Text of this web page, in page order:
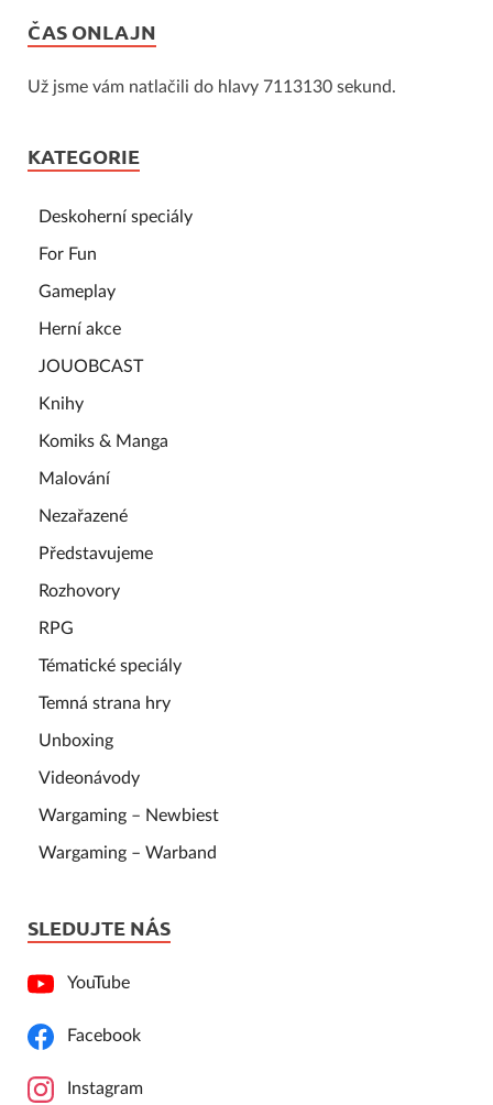
ČAS ONLAJN
Už jsme vám natlačili do hlavy 7113130 sekund.
KATEGORIE
Deskoherní speciály
For Fun
Gameplay
Herní akce
JOUOBCAST
Knihy
Komiks & Manga
Malování
Nezařazené
Představujeme
Rozhovory
RPG
Tématické speciály
Temná strana hry
Unboxing
Videonávody
Wargaming – Newbiest
Wargaming – Warband
SLEDUJTE NÁS
YouTube
Facebook
Instagram